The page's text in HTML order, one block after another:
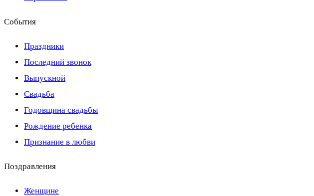
События
Праздники
Последний звонок
Выпускной
Свадьба
Годовщина свадьбы
Рождение ребенка
Признание в любви
Поздравления
Женщине